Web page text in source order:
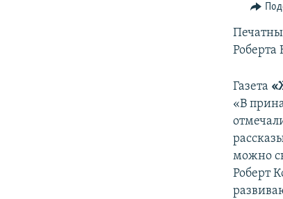
Роберта
Газета
«В
можно
Роберт